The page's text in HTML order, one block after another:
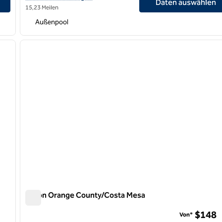
15,23 Meilen
Daten auswählen
Außenpool
nächstes Bild
1 von 12
Hilton Orange County/Costa Mesa
Von* $148